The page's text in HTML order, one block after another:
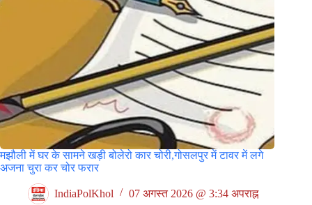
मझौली में घर के सामने खड़ी बोलेरो कार चोरी,गोसलपुर में टावर में लगे
अजना चुरा कर चोर फरार
IndiaPolKhol 07 अगस्त 2026 @ 3:34 अपराह्न